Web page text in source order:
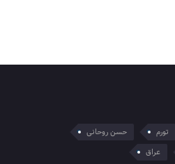
تورم
حسن روحانی
عراق